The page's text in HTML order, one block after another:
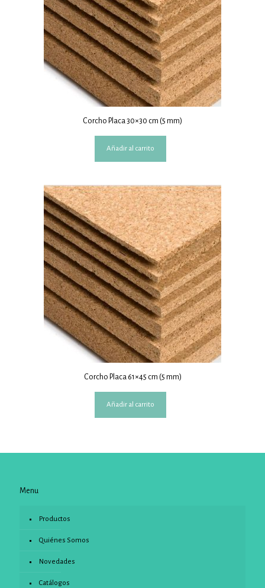
Corcho Placa 30×30 cm (5 mm)
Añadir al carrito
Corcho Placa 61×45 cm (5 mm)
Añadir al carrito
Menu
Productos
Quiénes Somos
Novedades
Catálogos